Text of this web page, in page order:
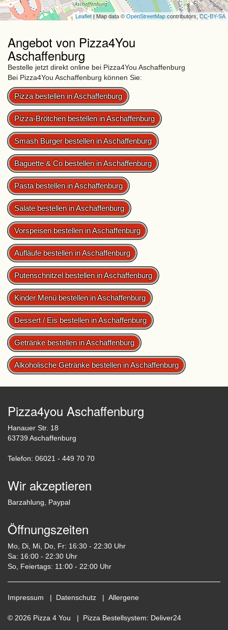
Leaflet| Map data © OpenStreetMap contributors,CC-BY-SA
Angebot von Pizza4You
Aschaffenburg
Bestelle jetzt direkt online bei Pizza4You Aschaffenburg
Bei Pizza4You Aschaffenburg können Sie:
Pizza bestellen in Aschaffenburg
Pizza-Brötchen bestellen in Aschaffenburg
Smash Burger bestellen in Aschaffenburg
Baguette & Co bestellen in Aschaffenburg
Pasta bestellen in Aschaffenburg
Salate bestellen in Aschaffenburg
Vorspeisen bestellen in Aschaffenburg
Aufläufe bestellen in Aschaffenburg
Putenschnitzel bestellen in Aschaffenburg
Kinder Menü bestellen in Aschaffenburg
Dessert / Eis bestellen in Aschaffenburg
Getränke bestellen in Aschaffenburg
Alkoholische Getränke bestellen in Aschaffenburg
Pizza4you Aschaffenburg
Hanauer Str. 18
63739 Aschaffenburg
Telefon: 06021 - 449 70 70
Wir akzeptieren
Barzahlung, Paypal
Öffnungszeiten
Mo, Di, Mi, Do, Fr: 16:30 - 22:30 Uhr
Sa: 16:00 - 22:30 Uhr
So, Feiertags: 11:00 - 22:00 Uhr
Impressum | Datenschutz | Allergene
© 2026 Pizza 4 You | Pizza Bestellsystem: Deliver24